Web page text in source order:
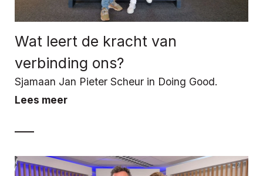
Wat leert de kracht van
verbinding ons?
Sjamaan Jan Pieter Scheur in Doing Good.
Lees meer